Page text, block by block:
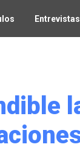
Entrevistas